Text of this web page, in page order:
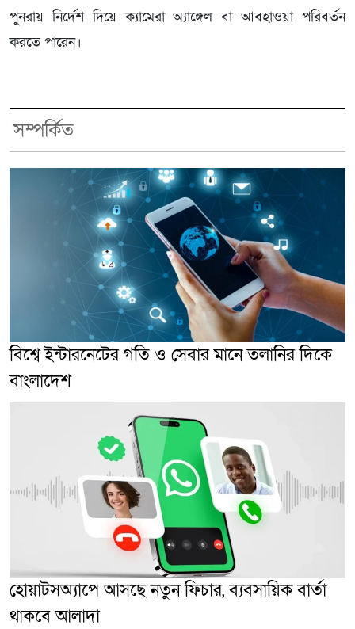
পুনরায় নির্দেশ দিয়ে ক্যামেরা অ্যাঙ্গেল বা আবহাওয়া পরিবর্তন
করতে পারেন।
সম্পর্কিত
বিশ্বে ইন্টারনেটের গতি ও সেবার মানে তলানির দিকে
বাংলাদেশ
হোয়াটসঅ্যাপে আসছে নতুন ফিচার, ব্যবসায়িক বার্তা
থাকবে আলাদা